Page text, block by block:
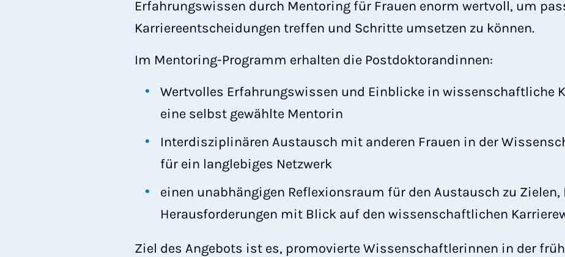
Erfahrungswissen durch Mentoring für Frauen enorm wertvoll, um
Karriereentscheidungen treffen und Schritte umsetzen zu können.
Im Mentoring-Programm erhalten die Postdoktorandinnen:
Wertvolles Erfahrungswissen und Einblicke in wissenschaftliche
eine selbst gewählte Mentorin
Interdisziplinären Austausch mit anderen Frauen in der
für ein langlebiges Netzwerk
einen unabhängigen Reflexionsraum für den Austausch zu
Herausforderungen mit Blick auf den wissenschaftlichen
Ziel des Angebots ist es, promovierte Wissenschaftlerinnen in der